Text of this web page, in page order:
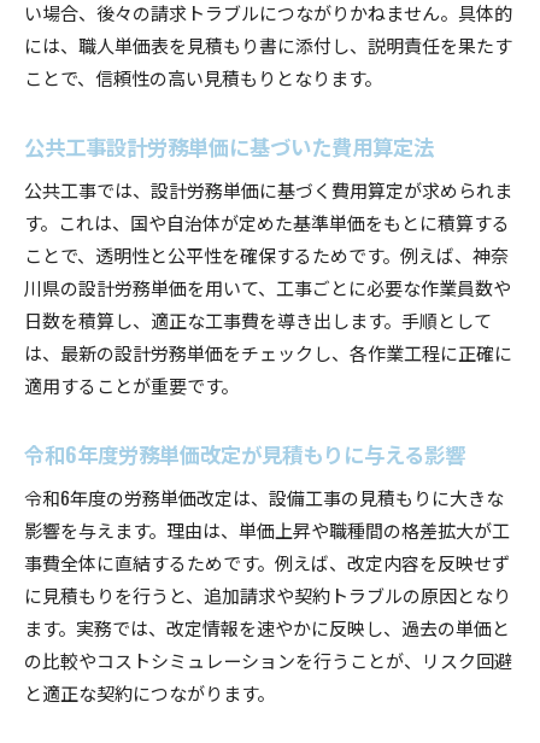
い場合、後々の請求トラブルにつながりかねません。具体的
には、職人単価表を見積もり書に添付し、説明責任を果たす
ことで、信頼性の高い見積もりとなります。
公共工事設計労務単価に基づいた費用算定法
公共工事では、設計労務単価に基づく費用算定が求められま
す。これは、国や自治体が定めた基準単価をもとに積算する
ことで、透明性と公平性を確保するためです。例えば、神奈
川県の設計労務単価を用いて、工事ごとに必要な作業員数や
日数を積算し、適正な工事費を導き出します。手順として
は、最新の設計労務単価をチェックし、各作業工程に正確に
適用することが重要です。
令和6年度労務単価改定が見積もりに与える影響
令和6年度の労務単価改定は、設備工事の見積もりに大きな
影響を与えます。理由は、単価上昇や職種間の格差拡大が工
事費全体に直結するためです。例えば、改定内容を反映せず
に見積もりを行うと、追加請求や契約トラブルの原因となり
ます。実務では、改定情報を速やかに反映し、過去の単価と
の比較やコストシミュレーションを行うことが、リスク回避
と適正な契約につながります。